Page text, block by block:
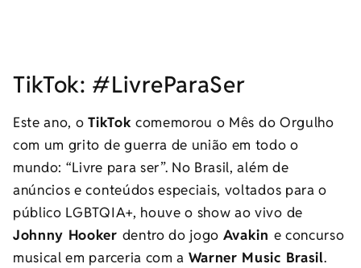
TikTok: #LivreParaSer
Este ano, oTikTok comemorou o Mês do Orgulho
com um grito de guerra de união em todo o
mundo: “Livre para ser”. No Brasil, além de
anúncios e conteúdos especiais, voltados para o
público LGBTQIA+, houve o show ao vivo de
Johnny Hooker dentro do jogo Avakin e concurso
musical em parceria com a Warner Music Brasil.